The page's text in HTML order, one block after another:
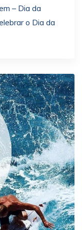
– Dia da
o Dia da